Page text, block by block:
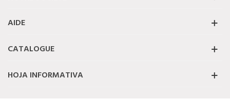
AIDE
CATALOGUE
HOJA INFORMATIVA